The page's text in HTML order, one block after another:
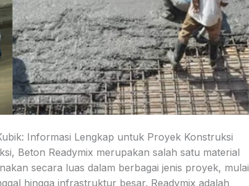
Informasi Lengkap untuk Proyek Konstruksi
Beton Readymix merupakan salah satu material
secara luas dalam berbagai jenis proyek, mulai
hingga infrastruktur besar. Readymix adalah